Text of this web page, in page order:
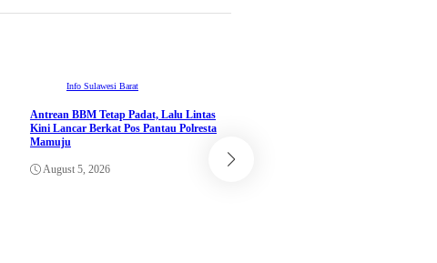
Info Sulawesi Barat
Antrean BBM Tetap Padat, Lalu Lintas
Kini Lancar Berkat Pos Pantau Polresta
Mamuju
August 5, 2026